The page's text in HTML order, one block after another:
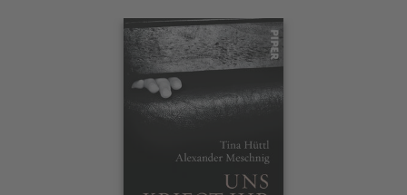
Interaktives